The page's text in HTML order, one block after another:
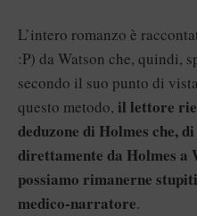
L’intero romanzo è
:P) da Watson che, quindi,
secondo il suo punto di
questo metodo, il lettore
deduzone di Holmes che,
direttamente da Holmes a
possiamo rimanerne
medico-narratore.